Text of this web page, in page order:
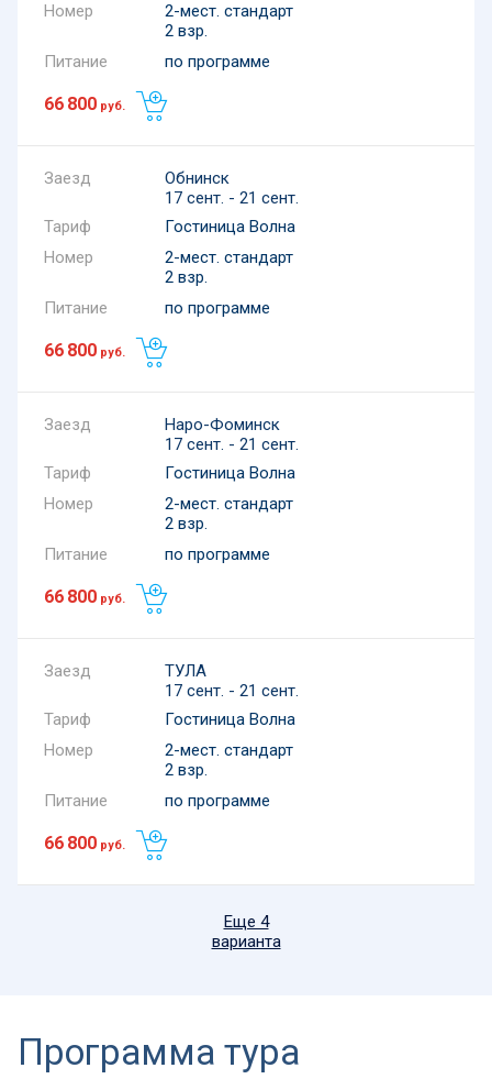
Номер
2-мест. стандарт
2 взр.
Питание
по программе
66 800 руб.
Обнинск
17 сент. - 21 сент.
Тариф
Гостиница Волна
Номер
2-мест. стандарт
2 взр.
Питание
по программе
66 800 руб.
Наро-Фоминск
17 сент. - 21 сент.
Тариф
Гостиница Волна
Номер
2-мест. стандарт
2 взр.
Питание
по программе
66 800 руб.
ТУЛА
17 сент. - 21 сент.
Тариф
Гостиница Волна
Номер
2-мест. стандарт
2 взр.
Питание
по программе
66 800 руб.
Еще 4
варианта
Программа тура